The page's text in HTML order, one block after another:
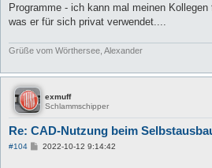
Programme - ich kann mal meinen
was er für sich privat verwendet....
Grüße vom Wörthersee, Alexander
exmuff
Schlammschipper
Re: CAD-Nutzung beim
#104
B2022-10-12 9:14:42